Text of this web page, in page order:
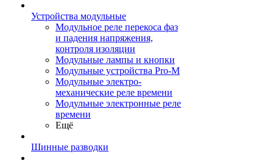
Устройства модульные
Модульное реле перекоса фаз
и падения напряжения,
контроля изоляции
Модульные лампы и кнопки
Модульные устройства Pro-M
Модульные электро-
механические реле времени
Модульные электронные реле
времени
Ещё
Шинные разводки